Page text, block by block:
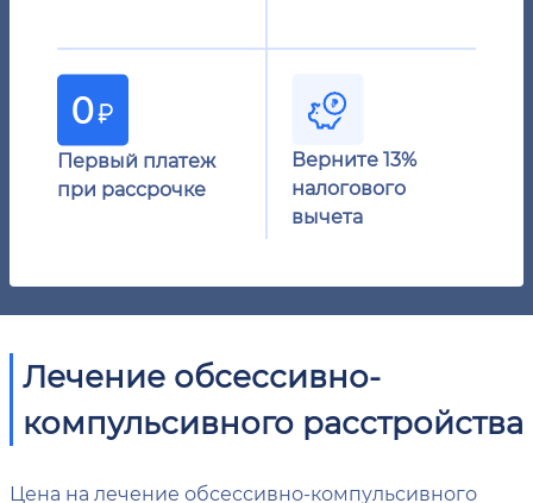
Первый платеж
при рассрочке
Верните 13%
налогового
вычета
Лечение обсессивно-
компульсивного расстройства
Цена на лечение обсессивно-компульсивного